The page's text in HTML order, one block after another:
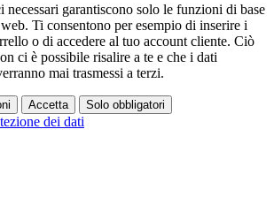
necessari garantiscono solo le funzioni di base
Ti consentono per esempio di inserire i
o di accedere al tuo account cliente. Ciò
ci è possibile risalire a te e che i dati
mai trasmessi a terzi.
Accetta Solo obbligatori
dei dati